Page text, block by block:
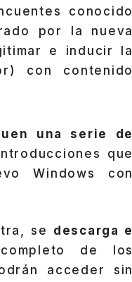
conocido
por la nueva
e inducir la
con contenido
una serie de
que
Windows con
se descarga e
de los
acceder sin